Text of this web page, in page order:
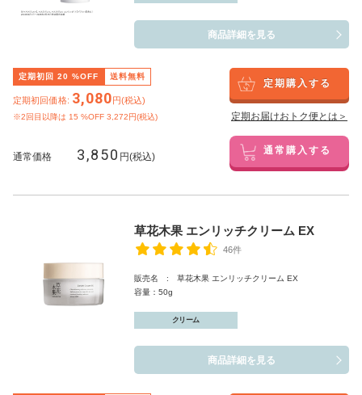
商品詳細を見る
定期初回 20 %OFF 送料無料
定期初回価格: 3,080円(税込)
※2回目以降は 15 %OFF 3,272円(税込)
定期購入する
定期お届けおトク便とは＞
通常価格 3,850 円(税込) 通常購入する
草花木果 エンリッチクリーム EX
46件
販売名 : 草花木果 エンリッチクリーム EX
容量：50g
クリーム
商品詳細を見る